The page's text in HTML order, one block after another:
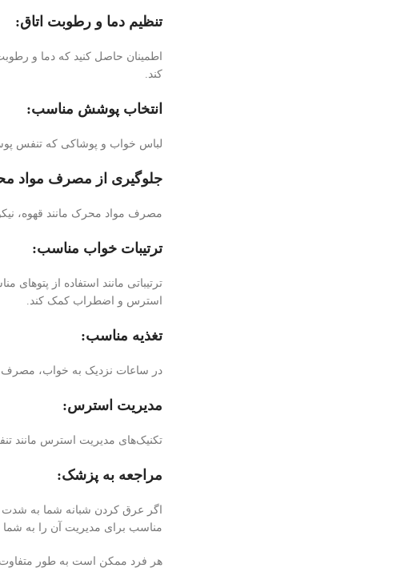
تنظیم دما و رطوبت اتاق:
اطمینان حاصل کنید که دما و
کند.
انتخاب پوشش مناسب:
لباس خواب و پوشاکی که تنفس پوست
جلوگیری از مصرف مواد
مصرف مواد محرک مانند قهوه،
ترتیبات خواب مناسب:
ترتیباتی مانند استفاده از
استرس و اضطراب کمک کند.
تغذیه مناسب:
در ساعات نزدیک به خواب، مصرف
مدیریت استرس:
تکنیک‌های مدیریت استرس مانند
مراجعه به پزشک:
اگر عرق کردن شبانه شما به شدت
مناسب برای مدیریت آن را به شما
هر فرد ممکن است به طور متفاوت